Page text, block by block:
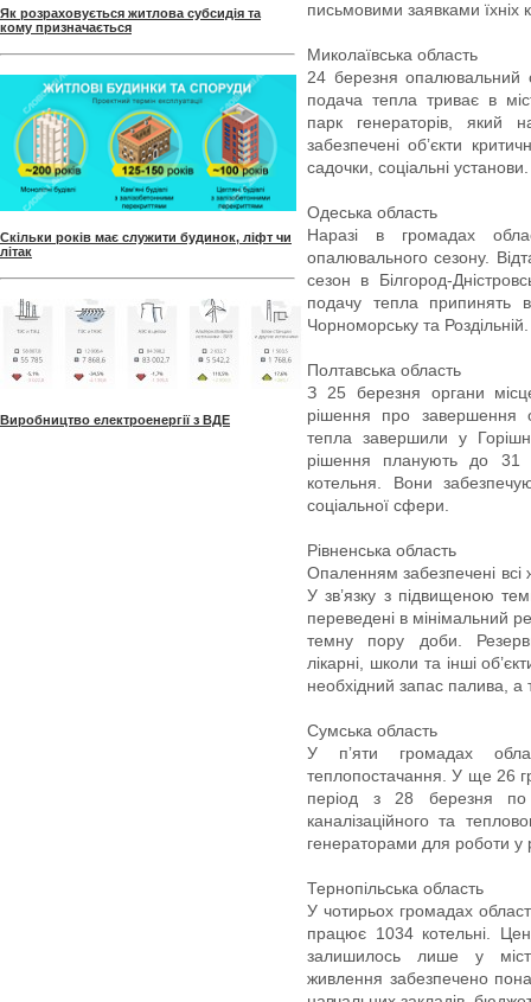
Як розраховується житлова субсидія та
кому призначається
Скільки років має служити будинок, ліфт чи
літак
Виробництво електроенергії з ВДЕ
письмовими заявками їхніх
Миколаївська область
24 березня опалювальний
подача тепла триває в
парк генераторів, який
забезпечені обʼєкти
садочки, соціальні установи.
Одеська область
Наразі в громадах
опалювального сезону.
сезон в Білгород-
подачу тепла припинять в
Чорноморську та Роздільній.
Полтавська область
З 25 березня органи
рішення про завершення
тепла завершили у
рішення планують до 31
котельня. Вони
соціальної сфери.
Рівненська область
Опаленням забезпечені всі
У зв’язку з підвищеною
переведені в мінімальний
темну пору доби.
лікарні, школи та інші
необхідний запас палива,
Сумська область
У пʼяти громадах
теплопостачання. У ще 26
період з 28 березня по
каналізаційного та
генераторами для роботи у
Тернопільська область
У чотирьох громадах
працює 1034 котельні.
залишилось лише у
живлення забезпечено